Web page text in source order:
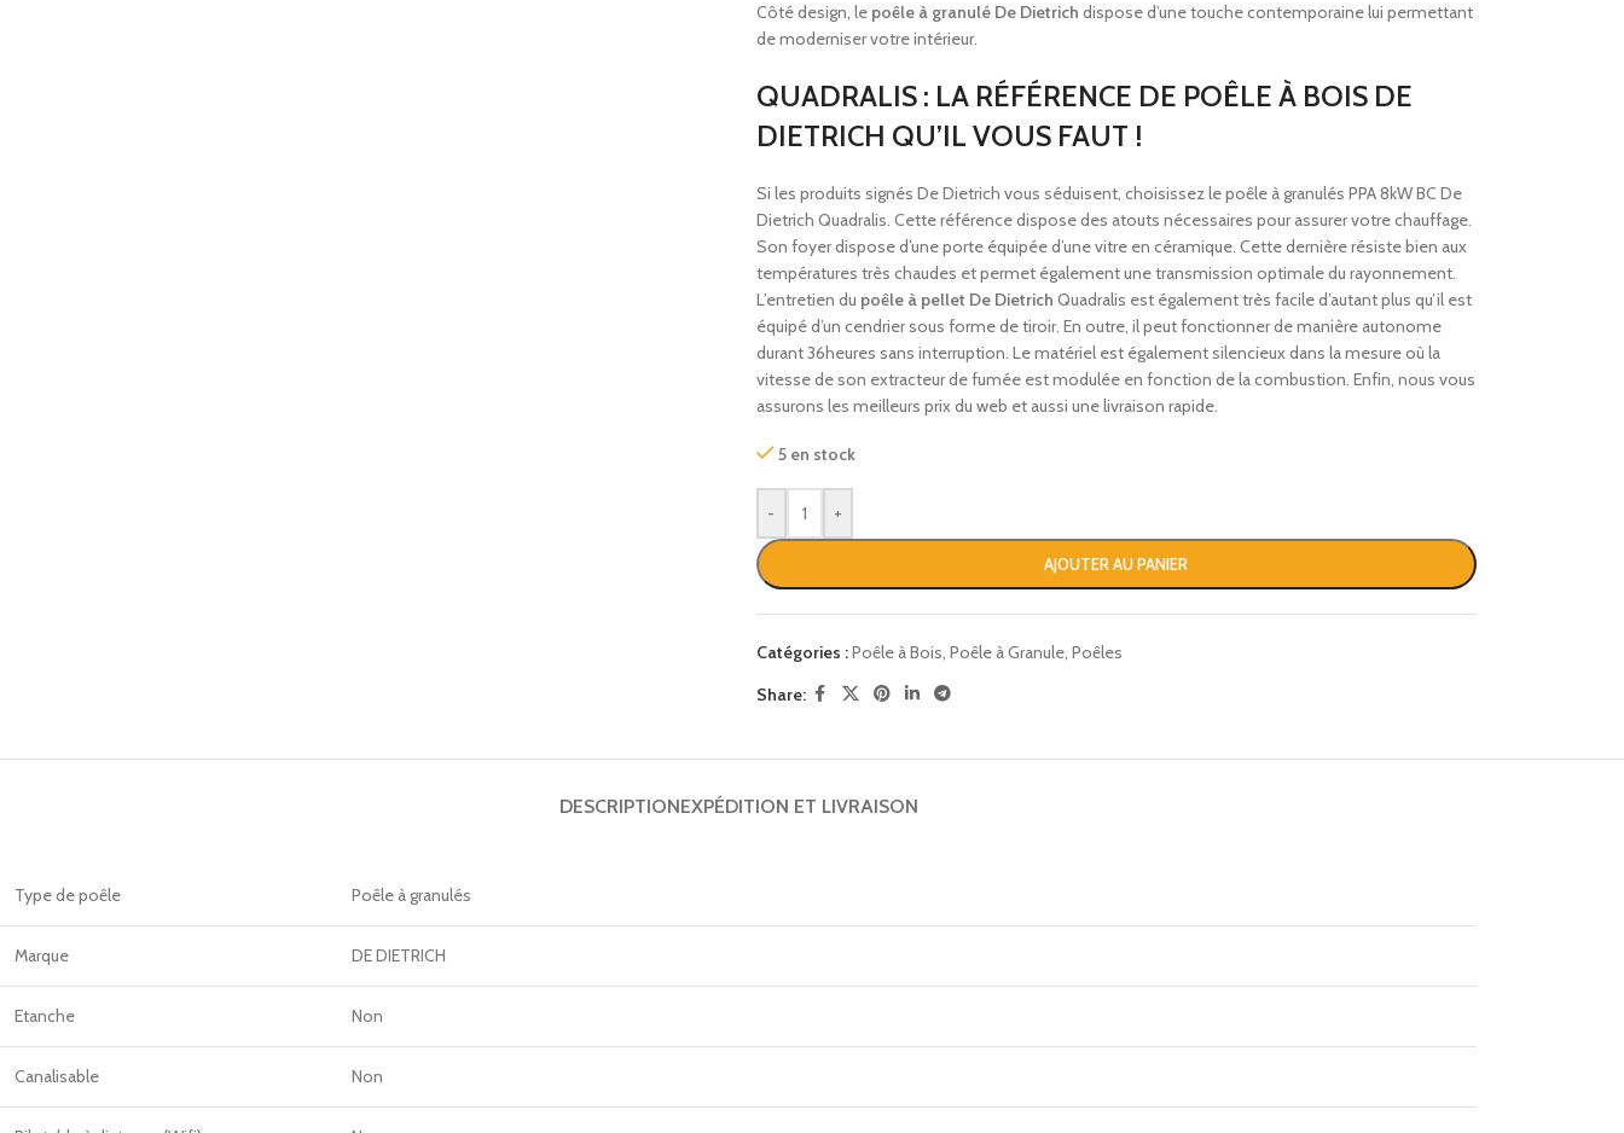
Côté design, le poêle à granulé De Dietrich dispose d’une touche contemporaine lui permettant
de moderniser votre intérieur.
QUADRALIS : LA RÉFÉRENCE DE POÊLE À BOIS DE
DIETRICH QU’IL VOUS FAUT !
Si les produits signés De Dietrich vous séduisent, choisissez le poêle à granulés PPA 8kW BC De
Dietrich Quadralis. Cette référence dispose des atouts nécessaires pour assurer votre chauffage.
Son foyer dispose d’une porte équipée d’une vitre en céramique. Cette dernière résiste bien aux
températures très chaudes et permet également une transmission optimale du rayonnement.
L’entretien du poêle à pellet De Dietrich Quadralis est également très facile d’autant plus qu’il est
équipé d’un cendrier sous forme de tiroir. En outre, il peut fonctionner de manière autonome
durant 36heures sans interruption. Le matériel est également silencieux dans la mesure où la
vitesse de son extracteur de fumée est modulée en fonction de la combustion. Enfin, nous vous
assurons les meilleurs prix du web et aussi une livraison rapide.
5 en stock
- +
AJOUTER AU PANIER
Catégories :Poêle à Bois, Poêle à Granule, Poêles
Share:
DESCRIPTIONEXPÉDITION ET LIVRAISON
Type de poêle Poêle à granulés
Marque DE DIETRICH
Etanche Non
Canalisable Non